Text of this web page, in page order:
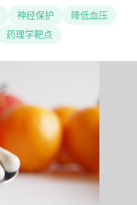
神经保护
降低血压
药理学靶点